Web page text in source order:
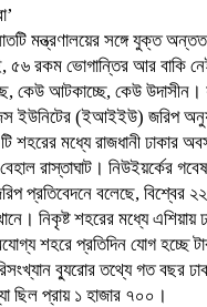
মন্ত্রণালয়ের সঙ্গে যুক্ত
৫৬ রকম ভোগান্তির আর বাকি
কেউ আটকাচ্ছে, কেউ
ইউনিটের (ইআইইউ) জরিপ
শহরের মধ্যে রাজধানী ঢাকার
রাস্তাঘাট। নিউইয়র্কের
প্রতিবেদনে বলেছে, বিশ্বের
নিকৃষ্ট শহরের মধ্যে এশিয়ায়
শহরে প্রতিদিন যোগ হচ্ছে
ব্যুরোর তথ্যে গত বছর
ছিল প্রায় ১ হাজার ৭০০।